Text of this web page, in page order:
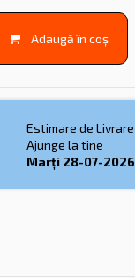
Adaugă în coș
Estimare de Livrare
Ajunge la tine
Marți 28-07-2026